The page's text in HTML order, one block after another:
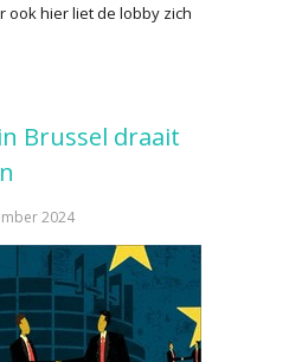
ook hier liet de lobby zich
Brussel draait
2024